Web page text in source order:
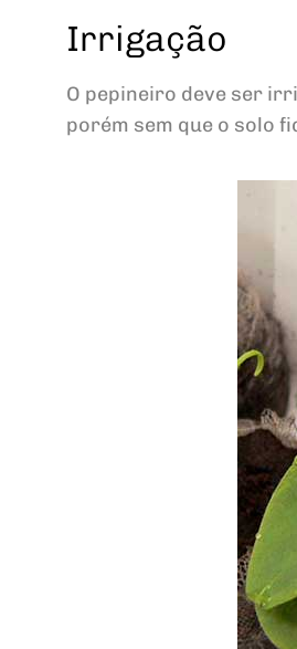
Irrigação
O pepineiro deve ser
porém sem que o solo